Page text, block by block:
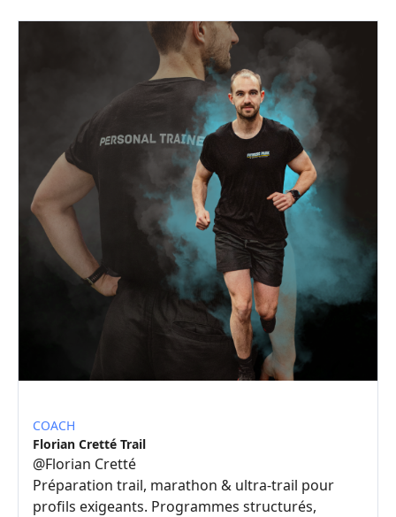
COACH
Florian Cretté Trail
@Florian Cretté
Préparation trail, marathon & ultra-trail pour
profils exigeants. Programmes structurés,